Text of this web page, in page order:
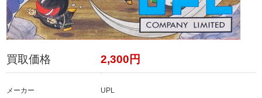
買取価格 2,300円
メーカー UPL